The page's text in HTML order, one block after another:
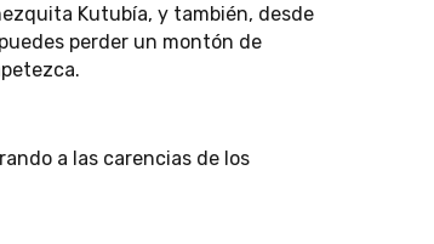
Kutubía, y también, desde
perder un montón de
a las carencias de los